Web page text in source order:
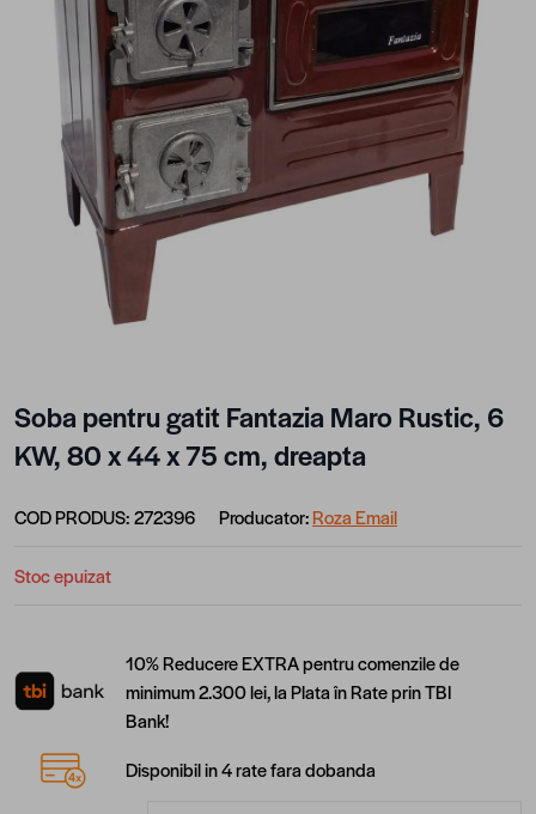
Soba pentru gatit Fantazia Maro Rustic, 6
KW, 80 x 44 x 75 cm, dreapta
COD PRODUS:272396 Producator:Roza Email
Stoc epuizat
10% Reducere EXTRA pentru comenzile de
minimum 2.300 lei, la Plata în Rate prin TBI
Bank!
Disponibil in 4 rate fara dobanda